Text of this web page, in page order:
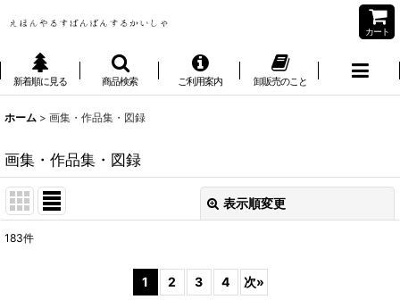
カート
新着順に見る 商品検索 ご利用案内 卸販売のこと
ホーム > 画集・作品集・図録
画集・作品集・図録
表示順変更
183件
1 2 3 4 次»